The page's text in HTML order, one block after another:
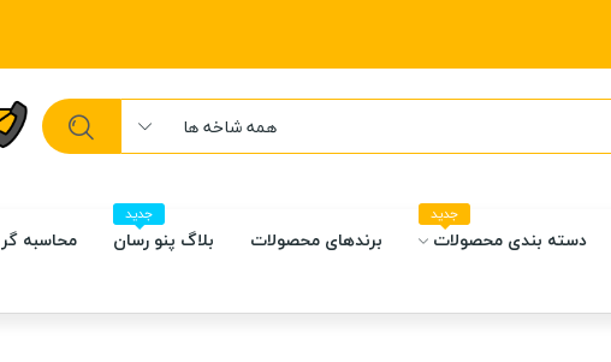
همه شاخه ها
دسته بندی محصولات
جدید
برندهای محصولات بلاگ پنو رسان
جدید
محاسبه